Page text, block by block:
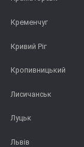
Кременчуг
Кривий Ріг
Кропивницький
Лисичанськ
Луцьк
Львів